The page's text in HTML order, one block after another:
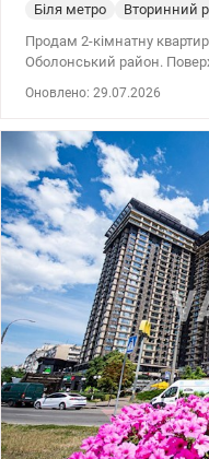
Біля метро Вторинний
Продам 2-кімнатну
Оболонський район. Поверх 6/9 Загальна площа 46,0 кв.м.,
Встановлено лічильники
залишається меблі та
пральна машина, витяжка,
розташування та
пішій доступності 2
супермаркети Сільпо та
поліклініка та аптеки,
Поблизу Оболонська
чудовий парк Наталка з
майданчиками,
ціна 65000 у.о. 050-590-03-
Оновлено: 29.07.2026